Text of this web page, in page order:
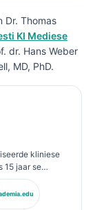
Dr. Thomas
KI Mediese
dr. Hans Weber
MD, PhD.
kliniese
15 jaar se
en KI-
Mediese
toesig oor